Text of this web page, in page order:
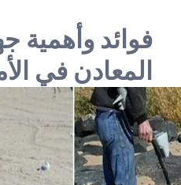
فوائد وأهمية
المعادن في